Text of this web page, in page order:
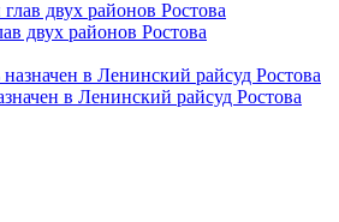
двух районов Ростова
в Ленинский райсуд Ростова